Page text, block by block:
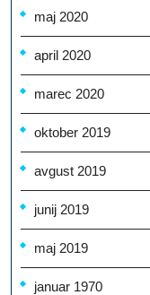
maj 2020
april 2020
marec 2020
oktober 2019
avgust 2019
junij 2019
maj 2019
januar 1970